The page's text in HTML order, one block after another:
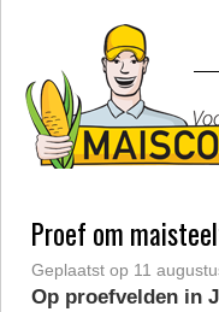
Proef om
Geplaatst op 11
Op proefvelden in